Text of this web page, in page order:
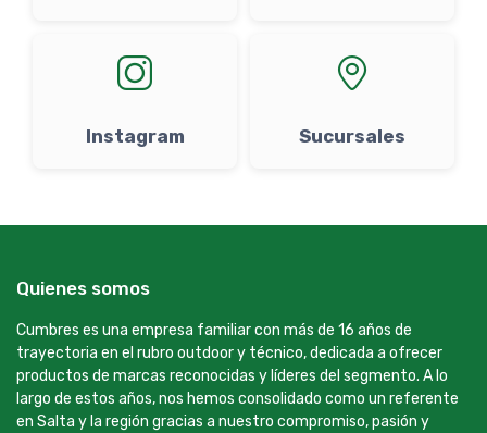
Instagram Sucursales
Quienes somos
Cumbres es una empresa familiar con más de 16 años de
trayectoria en el rubro outdoor y técnico, dedicada a ofrecer
productos de marcas reconocidas y líderes del segmento. A lo
largo de estos años, nos hemos consolidado como un referente
en Salta y la región gracias a nuestro compromiso, pasión y